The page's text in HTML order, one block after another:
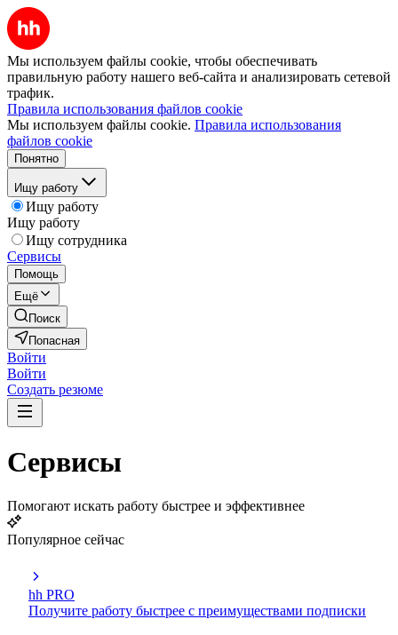
Мы используем файлы cookie, чтобы обеспечивать
правильную работу нашего веб-сайта и анализировать сетевой
трафик.
Правила использования файлов cookie
Мы используем файлы cookie. Правила использования
файлов cookie
Понятно
Ищу работу
Ищу работу
Ищу работу
Ищу сотрудника
Сервисы
Помощь
Ещё
Поиск
Попасная
Войти
Войти
Создать резюме
Сервисы
Помогают искать работу быстрее и эффективнее
Популярное сейчас
hh PRO
Получите работу быстрее с преимуществами подписки